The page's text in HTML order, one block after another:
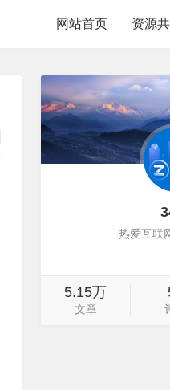
网站首页 资源
热爱互联
5.15万
文章